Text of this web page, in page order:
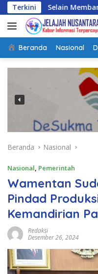
Langsung
ke
konten
Terkini
Membangun, TMMD
Beranda Nasional
Beranda Nasional
Nasional, Pemerintah
Wamentan
Pindad
Kemandirian
Redaksi
Desember 26, 2024